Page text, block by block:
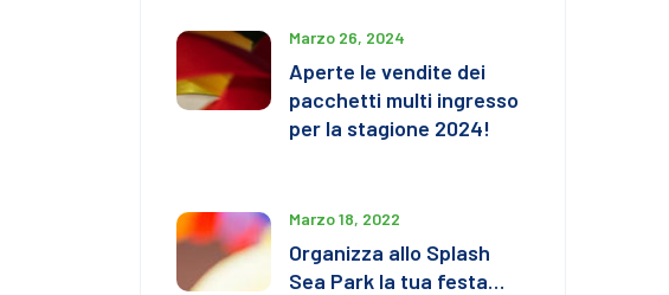
Marzo 26, 2024
Aperte le vendite dei
pacchetti multi ingresso
per la stagione 2024!
Marzo 18, 2022
Organizza allo Splash
Sea Park la tua festa…